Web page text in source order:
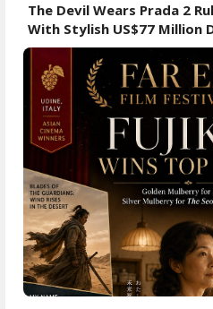
The Devil Wears Prada 2
With Stylish US$77 Million